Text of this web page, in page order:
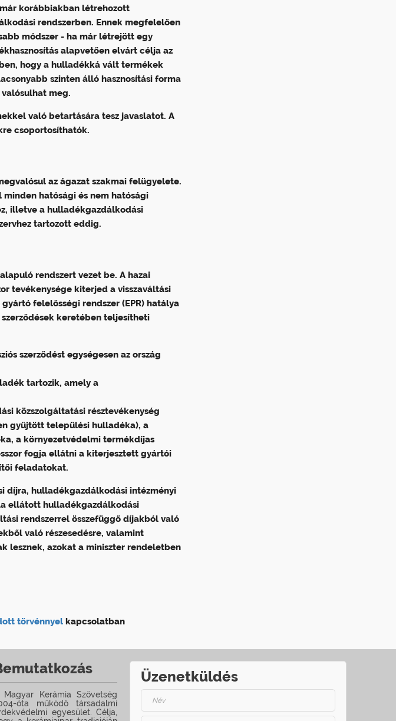
korábbiakban létrehozott
rendszerben. Ennek megfelelően
módszer - ha már létrejött egy
alapvetően elvárt célja az
hogy a hulladékká vált termékek
szinten álló hasznosítási forma
meg.
való betartására tesz javaslatot. A
csoportosíthatók.
az ágazat szakmai felügyelete.
hatósági és nem hatósági
illetve a hulladékgazdálkodási
tartozott eddig.
rendszert vezet be. A hazai
tevékenysége kiterjed a visszaváltási
felelősségi rendszer (EPR) hatálya
keretében teljesítheti
szerződést egységesen az ország
tartozik, amely a
közszolgáltatási résztevékenység
gyűjtött települési hulladéka), a
a környezetvédelmi termékdíjas
fogja ellátni a kiterjesztett gyártói
feladatokat.
díjra, hulladékgazdálkodási intézményi
ellátott hulladékgazdálkodási
rendszerrel összefüggő díjakból való
való részesedésre, valamint
lesznek, azokat a miniszter rendeletben
törvénnyel kapcsolatban
Magyar Kerámia Szövetség
óta működő társadalmi
egyesület. Célja,
Üzenetküldés